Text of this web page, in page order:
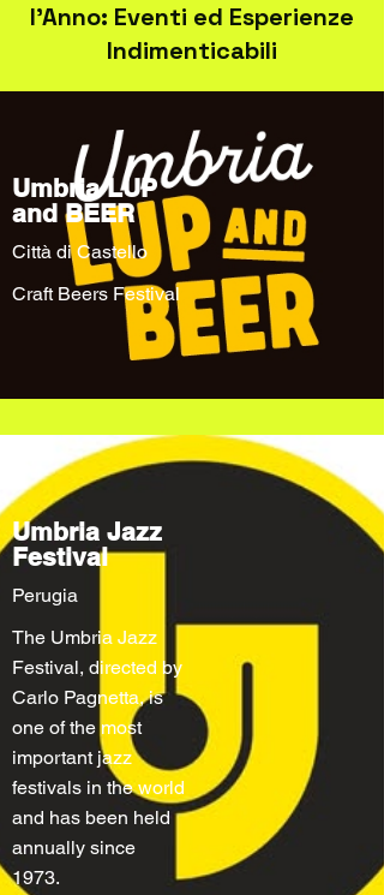
l'Anno: Eventi ed Esperienze
Indimenticabili
Umbria LUP
and BEER
Città di Castello
Craft Beers Festival
Umbria Jazz
Festival
Perugia
The Umbria Jazz
Festival, directed by
Carlo Pagnetta, is
one of the most
important jazz
festivals in the world
and has been held
annually since
1973.